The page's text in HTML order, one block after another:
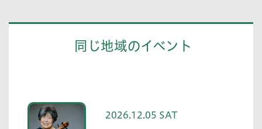
同じ地域のイベント
2026.12.05 SAT